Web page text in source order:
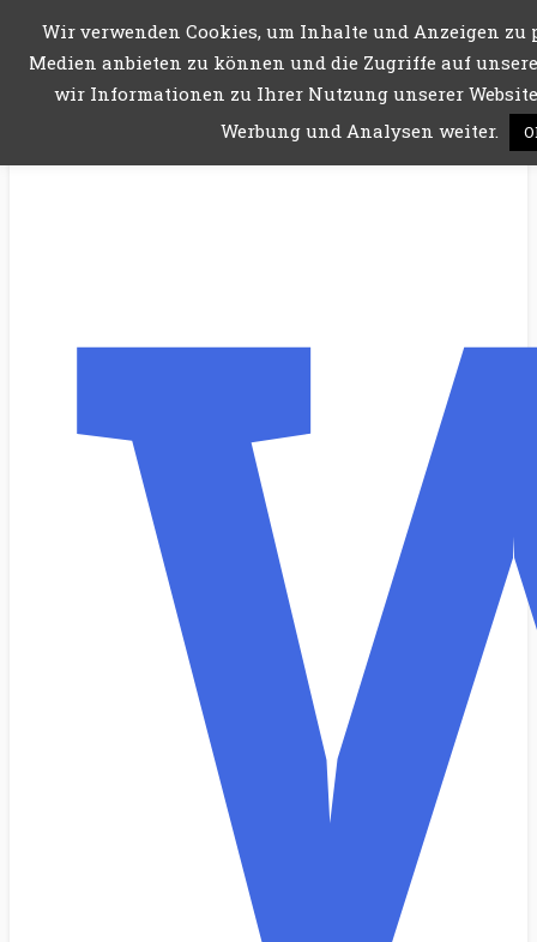
Menü
Wir verwenden Cookies, um Inhalte und Anzeigen
Medien anbieten zu können und die Zugriffe auf
wir Informationen zu Ihrer Nutzung unserer
Werbung und Analysen weiter.